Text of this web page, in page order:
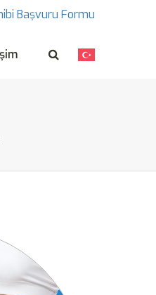
Başvuru Formu